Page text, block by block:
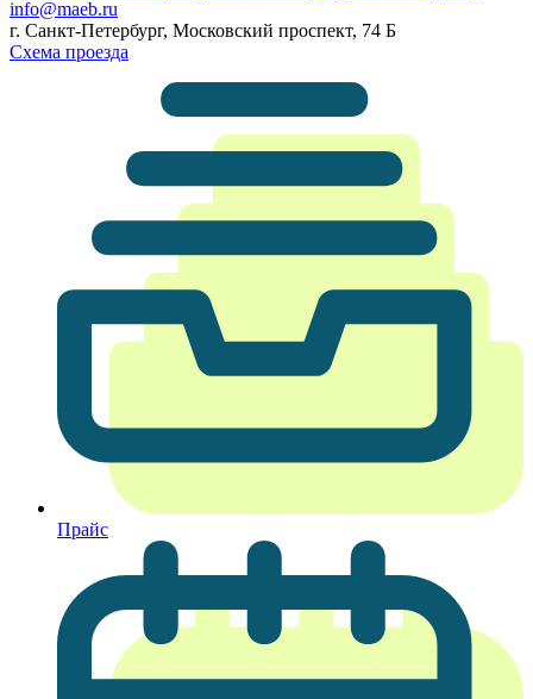
info@maeb.ru
г. Санкт-Петербург, Московский проспект, 74 Б
Схема проезда
Прайс